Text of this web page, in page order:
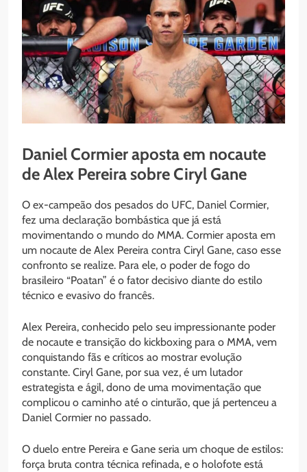
Daniel Cormier aposta em nocaute
de Alex Pereira sobre Ciryl Gane
O ex-campeão dos pesados do UFC, Daniel Cormier,
fez uma declaração bombástica que já está
movimentando o mundo do MMA. Cormier aposta em
um nocaute de Alex Pereira contra Ciryl Gane, caso esse
confronto se realize. Para ele, o poder de fogo do
brasileiro “Poatan” é o fator decisivo diante do estilo
técnico e evasivo do francês.
Alex Pereira, conhecido pelo seu impressionante poder
de nocaute e transição do kickboxing para o MMA, vem
conquistando fãs e críticos ao mostrar evolução
constante. Ciryl Gane, por sua vez, é um lutador
estrategista e ágil, dono de uma movimentação que
complicou o caminho até o cinturão, que já pertenceu a
Daniel Cormier no passado.
O duelo entre Pereira e Gane seria um choque de estilos:
força bruta contra técnica refinada, e o holofote está